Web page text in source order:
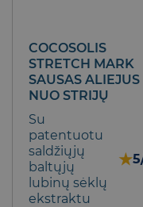
COCOSOLIS
STRETCH MARK
SAUSAS ALIEJUS
NUO STRIJŲ
Su
patentuotu
saldžiųjų
baltųjų
lubinų sėklų
ekstraktu
★